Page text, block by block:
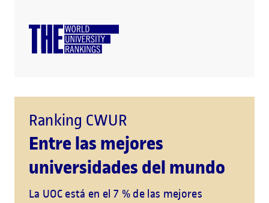
Ranking CWUR
Entre las mejores
universidades del mundo
La UOC está en el 7 % de las mejores